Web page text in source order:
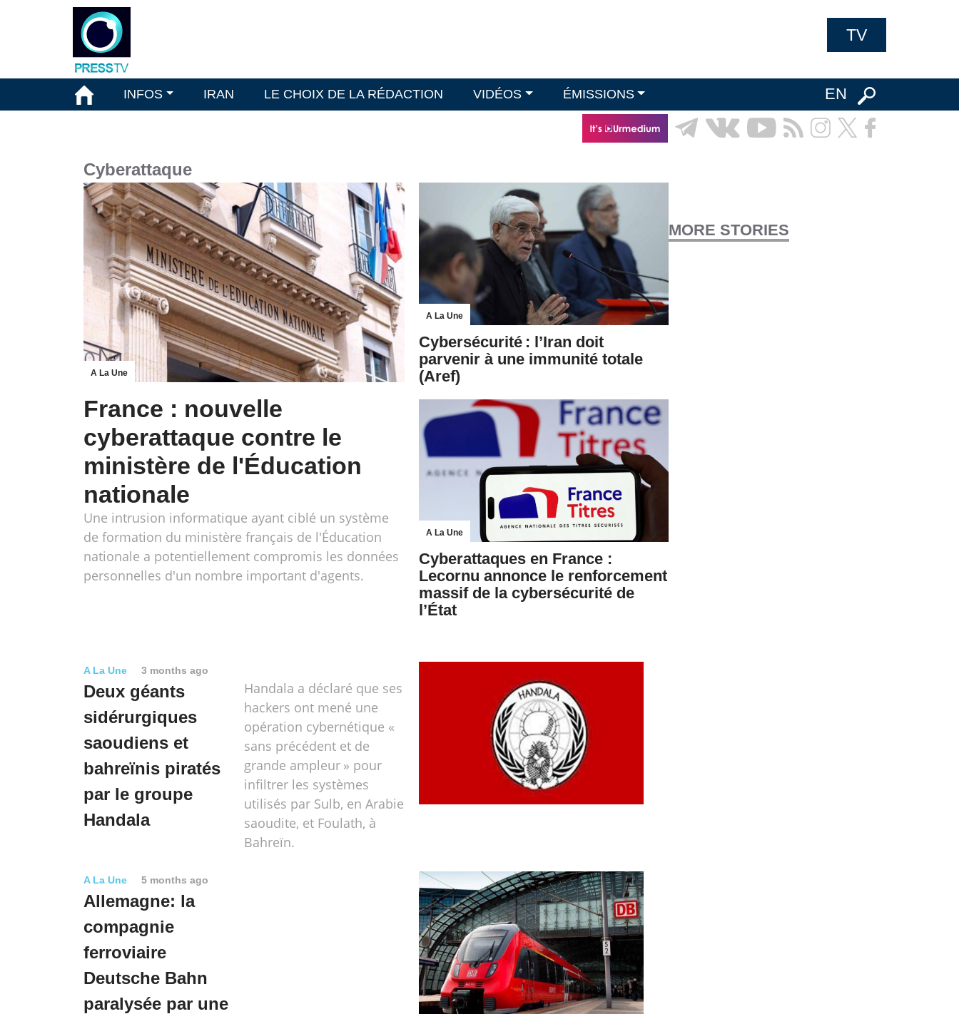
TV
INFOS IRAN LE CHOIX DE LA RÉDACTION VIDÉOS ÉMISSIONS EN
Cyberattaque
A La Une
France : nouvelle
cyberattaque contre le
ministère de l'Éducation
nationale
Une intrusion informatique ayant ciblé un système
de formation du ministère français de l'Éducation
nationale a potentiellement compromis les données
personnelles d'un nombre important d'agents.
A La Une
Cybersécurité : l’Iran doit
parvenir à une immunité totale
(Aref)
A La Une
Cyberattaques en France :
Lecornu annonce le renforcement
massif de la cybersécurité de
l’État
MORE STORIES
A La Une 3 months ago
Deux géants
sidérurgiques
saoudiens et
bahreïnis piratés
par le groupe
Handala
Handala a déclaré que ses
hackers ont mené une
opération cybernétique «
sans précédent et de
grande ampleur » pour
infiltrer les systèmes
utilisés par Sulb, en Arabie
saoudite, et Foulath, à
Bahreïn.
A La Une 5 months ago
Allemagne: la
compagnie
ferroviaire
Deutsche Bahn
paralysée par une